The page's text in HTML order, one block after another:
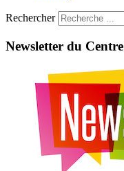
Rechercher
Newsletter du Centre